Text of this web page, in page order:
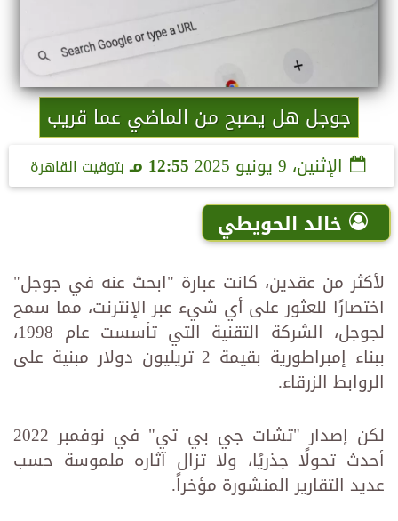
جوجل هل يصبح من الماضي عما قريب
الإثنين، 9 يونيو 2025 12:55 مـ بتوقيت القاهرة
خالد الحويطي
لأكثر من عقدين، كانت عبارة "ابحث عنه في جوجل"
اختصارًا للعثور على أي شيء عبر الإنترنت، مما سمح
لجوجل، الشركة التقنية التي تأسست عام 1998،
ببناء إمبراطورية بقيمة 2 تريليون دولار مبنية على
الروابط الزرقاء.
لكن إصدار "تشات جي بي تي" في نوفمبر 2022
أحدث تحولًا جذريًا، ولا تزال آثاره ملموسة حسب
عديد التقارير المنشورة مؤخراً.